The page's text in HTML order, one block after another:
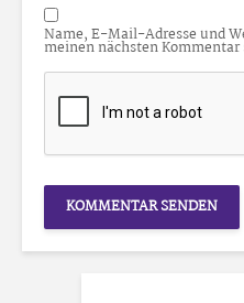
Name, E-Mail-Adresse und
meinen nächsten Kommentar